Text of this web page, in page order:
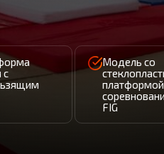
с
Модель со
FIG